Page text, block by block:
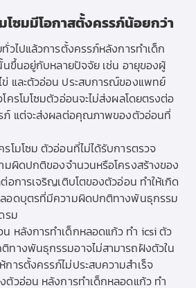
มโซมมีโอกาสตั้งครรภ์น้อยกว่า
วไปแล้วการตั้งครรภ์หลังการทำเด็ก
ขึ้นอยู่กับหลายปัจจัย เช่น อายุของผู้
และตัวอ่อน ประสบการณ์ของแพทย์
ครโมโซมตัวอ่อนจะไม่ส่งผลโดยตรงต่อ
ภ์ แต่จะส่งผลต่อคุณภาพของตัวอ่อนที่
โมโซม ตัวอ่อนที่ไม่ได้รับการตรวจ
มผิดปกติของจำนวนหรือโครงสร้างของ
อการเจริญเติบโตของตัวอ่อน ทำให้เกิด
อดบุตรที่มีความผิดปกติทางพันธุกรรม
รม
หลังการทำเด็กหลอดแก้ว ทำ icsi ตัว
างพันธุกรรมอาจไม่สามารถฝังตัวใน
ารตั้งครรภ์ไม่ประสบความสำเร็จ
ตัวอ่อน หลังการทำเด็กหลอดแก้ว ทำ